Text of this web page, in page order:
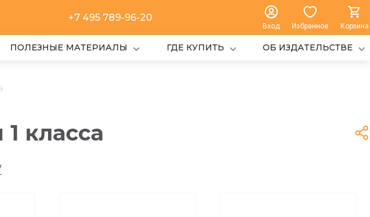
+7 495 789-96-20
Вход Избранное Корзина
ПОЛЕЗНЫЕ МАТЕРИАЛЫ ГДЕ КУПИТЬ ОБ ИЗДАТЕЛЬСТВЕ
класса